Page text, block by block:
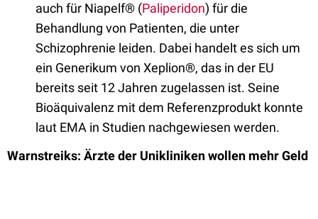
auch für Niapelf® (Paliperidon) für die
Behandlung von Patienten, die unter
Schizophrenie leiden. Dabei handelt es sich um
ein Generikum von Xeplion®, das in der EU
bereits seit 12 Jahren zugelassen ist. Seine
Bioäquivalenz mit dem Referenzprodukt konnte
laut EMA in Studien nachgewiesen werden.
Warnstreiks: Ärzte der Unikliniken wollen mehr Geld